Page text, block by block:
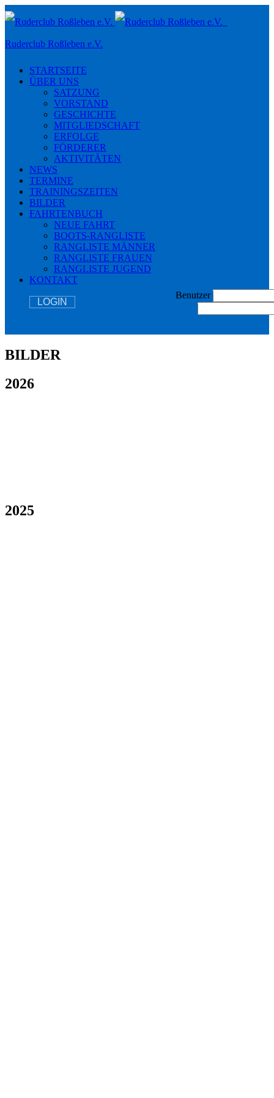
Toggle
navigation
Ruderclub Roßleben e.V.
STARTSEITE
ÜBER UNS
SATZUNG
VORSTAND
GESCHICHTE
MITGLIEDSCHAFT
ERFOLGE
FÖRDERER
AKTIVITÄTEN
NEWS
TERMINE
TRAININGSZEITEN
BILDER
FAHRTENBUCH
NEUE FAHRT
BOOTS-RANGLISTE
RANGLISTE MÄNNER
RANGLISTE FRAUEN
RANGLISTE JUGEND
KONTAKT
LOGIN
Benutzer
BILDER
2026
2025